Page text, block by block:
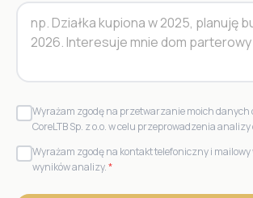
Wyrażam zgodę na przetwarzanie moich danych
CoreLTB Sp. z o.o. w celu przeprowadzenia analizy
Wyrażam zgodę na kontakt telefoniczny i mailowy
wyników analizy.*